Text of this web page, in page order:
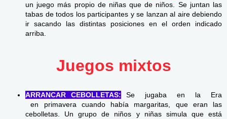
un juego más propio de niñas que de niños. Se juntan las
tabas de todos los participantes y se lanzan al aire debiendo
ir sacando las distintas posiciones en el orden indicado
arriba.
Juegos mixtos
ARRANCAR CEBOLLETAS: Se jugaba en la Era
en primavera cuando había margaritas, que eran las
cebolletas. Un grupo de niños y niñas simula que está